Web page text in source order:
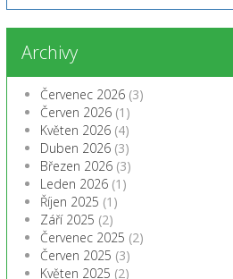
Archivy
Červenec 2026 (3)
Červen 2026 (1)
Květen 2026 (4)
Duben 2026 (3)
Březen 2026 (3)
Leden 2026 (1)
Říjen 2025 (1)
Září 2025 (2)
Červenec 2025 (2)
Červen 2025 (3)
Květen 2025 (2)